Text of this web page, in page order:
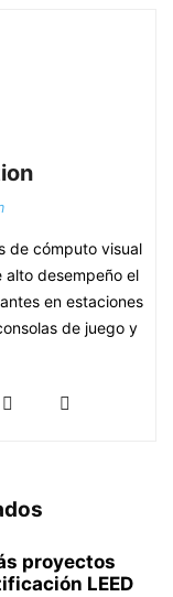
de cómputo visual
alto desempeño el
en estaciones
de juego y
proyectos
LEED